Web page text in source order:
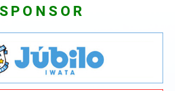
SPONSOR